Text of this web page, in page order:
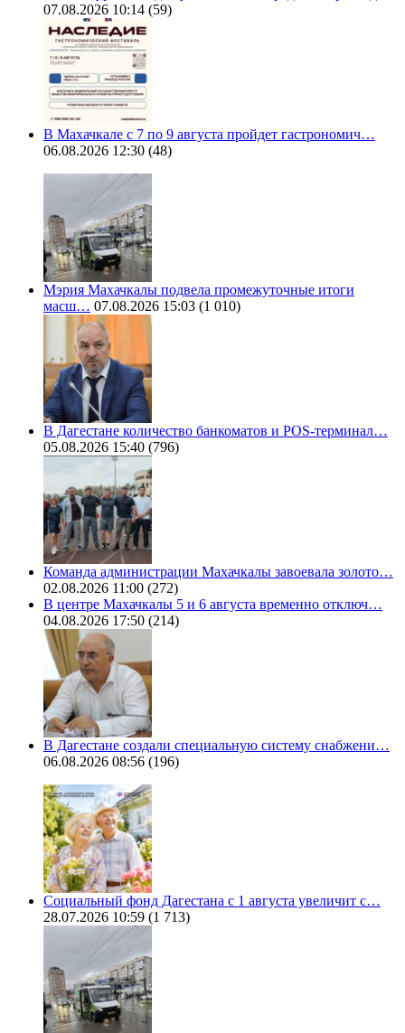
07.08.2026 10:14 (59)
В Махачкале с 7 по 9 августа пройдет гастрономич…
06.08.2026 12:30 (48)
Мэрия Махачкалы подвела промежуточные итоги
масш… 07.08.2026 15:03 (1 010)
В Дагестане количество банкоматов и POS-терминал…
05.08.2026 15:40 (796)
Команда администрации Махачкалы завоевала золото…
02.08.2026 11:00 (272)
В центре Махачкалы 5 и 6 августа временно отключ…
04.08.2026 17:50 (214)
В Дагестане создали специальную систему снабжени…
06.08.2026 08:56 (196)
Социальный фонд Дагестана с 1 августа увеличит с…
28.07.2026 10:59 (1 713)